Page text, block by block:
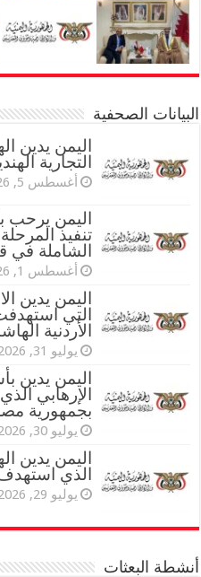
البيانات الصحفية
اليمن يدين
التجارية
أغسطس 5, 2026
اليمن يرحب
تنفيذ
الشاملة في
أغسطس 1, 2026
اليمن يدين
التي
الأردنية
يوليو 31, 2026
اليمن يدين
الإرهابي
بجمهورية
يوليو 30, 2026
اليمن يدين
الذي استهدف
يوليو 29, 2026
أنشطة البعثات